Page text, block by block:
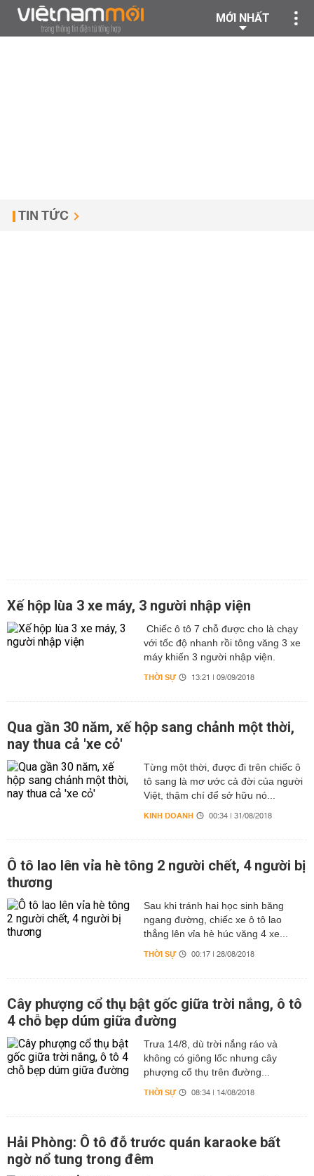
MỚI NHẤT
TIN TỨC
Xế hộp lùa 3 xe máy, 3 người nhập viện
Chiếc ô tô 7 chỗ được cho là chạy
với tốc độ nhanh rồi tông văng 3 xe
máy khiến 3 người nhập viện.
THỜI SỰ 13:21 | 09/09/2018
Qua gần 30 năm, xế hộp sang chảnh một thời,
nay thua cả 'xe cỏ'
Từng một thời, được đi trên chiếc ô
tô sang là mơ ước cả đời của người
Việt, thậm chí để sở hữu nó...
KINH DOANH 00:34 | 31/08/2018
Ô tô lao lên vỉa hè tông 2 người chết, 4 người bị
thương
Sau khi tránh hai học sinh băng
ngang đường, chiếc xe ô tô lao
thẳng lên vỉa hè húc văng 4 xe...
THỜI SỰ 00:17 | 28/08/2018
Cây phượng cổ thụ bật gốc giữa trời nắng, ô tô
4 chỗ bẹp dúm giữa đường
Trưa 14/8, dù trời nắng ráo và
không có giông lốc nhưng cây
phượng cổ thụ trên đường...
THỜI SỰ 08:34 | 14/08/2018
Hải Phòng: Ô tô đỗ trước quán karaoke bất
ngờ nổ tung trong đêm